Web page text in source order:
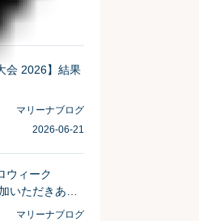
会 2026】結果
マリーナブログ
2026-06-21
ウィーク
いただきあり
ました！
マリーナブログ